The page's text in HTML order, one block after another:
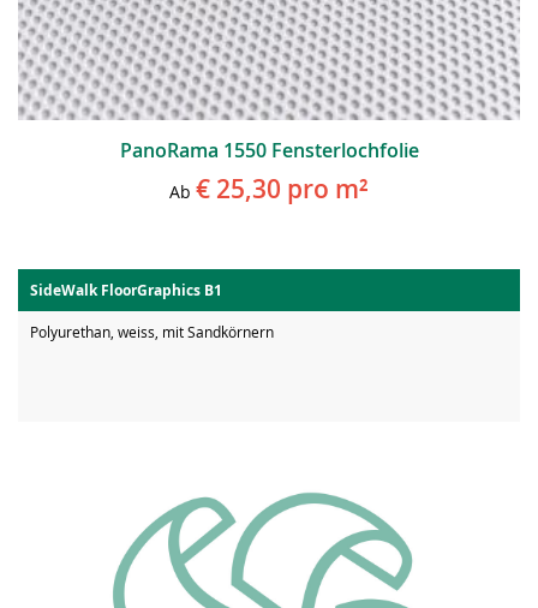
PanoRama 1550 Fensterlochfolie
Ab € 25,30 pro m²
SideWalk FloorGraphics B1
Polyurethan, weiss, mit Sandkörnern